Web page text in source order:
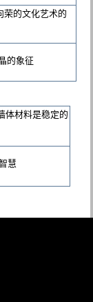
荣的文化艺术的
的象征
体材料是稳定的
慧